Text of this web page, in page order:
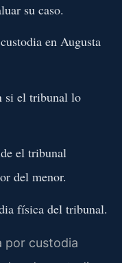
su caso.
en Augusta
si el tribunal lo
el tribunal
del menor.
física del tribunal.
por custodia